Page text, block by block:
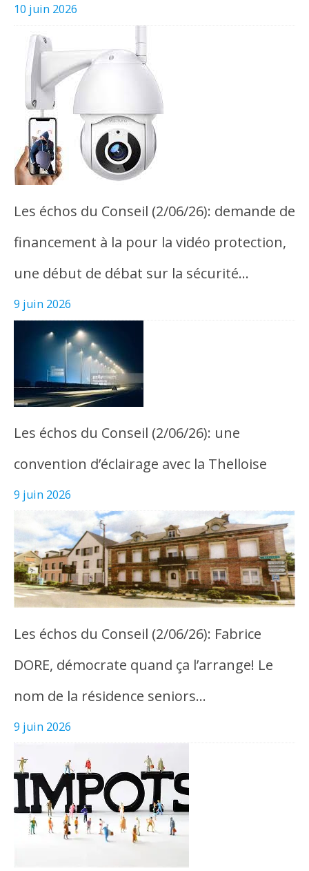
10 juin 2026
Les échos du Conseil (2/06/26): demande de
financement à la pour la vidéo protection,
une début de débat sur la sécurité…
9 juin 2026
Les échos du Conseil (2/06/26): une
convention d’éclairage avec la Thelloise
9 juin 2026
Les échos du Conseil (2/06/26): Fabrice
DORE, démocrate quand ça l’arrange! Le
nom de la résidence seniors…
9 juin 2026